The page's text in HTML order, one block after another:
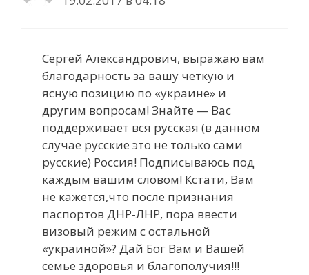
Сергей Александрович, выражаю вам
благодарность за вашу четкую и
ясную позицию по «украине» и
другим вопросам! Знайте — Вас
поддерживает вся русская (в данном
случае русские это не только сами
русские) Россия! Подписываюсь под
каждым вашим словом! Кстати, Вам
не кажется,что после признания
паспортов ДНР-ЛНР, пора ввести
визовый режим с остальной
«украиной»? Дай Бог Вам и Вашей
семье здоровья и благополучия!!!